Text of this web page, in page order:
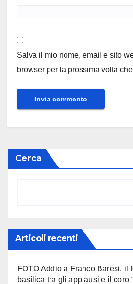
Salva il mio nome, email e sito
browser per la prossima volta
Cerca
Articoli recenti
FOTO Addio a Franco Baresi, il
basilica tra gli applausi e il coro